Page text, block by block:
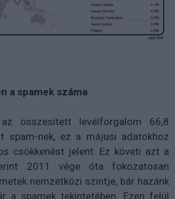
a spamek száma
összesített levélforgalom 66,8
spam-nek, ez a májusi adatokhoz
csökkenést jelent. Ez követi azt a
2011 vége óta fokozatosan
nemzetközi szintje, bár hazánk
a spamek tekintetében. Ezen felül